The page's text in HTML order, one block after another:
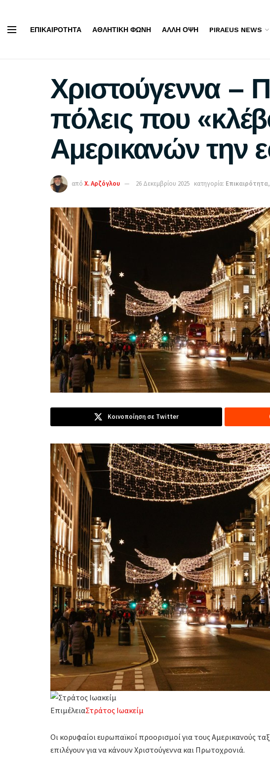
ΕΠΙΚΑΙΡΌΤΗΤΑ ΑΘΛΗΤΙΚΉ ΦΩΝΉ ΆΛΛΗ ΌΨΗ PIRAEUS NEWS
Χριστούγεννα –
πόλεις που
Αμερικανών την
από Χ. Αρζόγλου 26 Δεκεμβρίου 2025 κατηγορία: Επικαιρότητα,
Κοινοποίηση σε Twitter
ΕπιμέλειαΣτράτος Ιωακείμ
Οι κορυφαίοι ευρωπαϊκοί προορισμοί για τους Αμερικανούς
επιλέγουν για να κάνουν Χριστούγεννα και Πρωτοχρονιά.